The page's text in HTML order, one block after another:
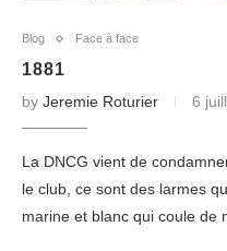
Blog Face à face
1881
by Jeremie Roturier 6
La DNCG vient de
le club, ce sont des larmes
marine et blanc qui coule de